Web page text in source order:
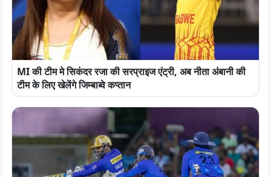
MI की टीम मे सिकंदर रजा की सरप्राइज एंट्री, अब नीता अंबानी की
टीम के लिए खेलेंगे जिम्बाब्वे कप्तान